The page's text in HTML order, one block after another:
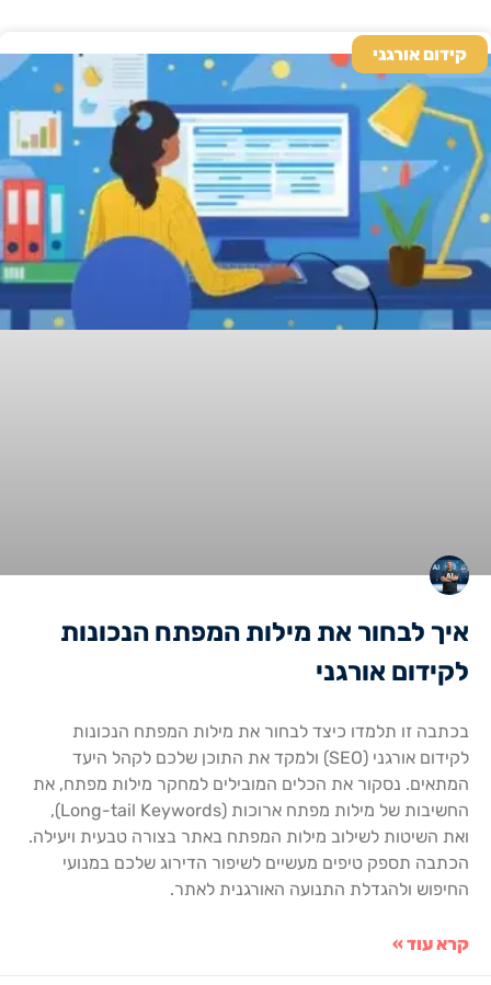
קידום אורגני
איך לבחור את מילות המפתח הנכונות
לקידום אורגני
בכתבה זו תלמדו כיצד לבחור את מילות המפתח הנכונות
לקידום אורגני (SEO) ולמקד את התוכן שלכם לקהל היעד
המתאים. נסקור את הכלים המובילים למחקר מילות מפתח, את
החשיבות של מילות מפתח ארוכות (Long-tail Keywords),
ואת השיטות לשילוב מילות המפתח באתר בצורה טבעית ויעילה.
הכתבה תספק טיפים מעשיים לשיפור הדירוג שלכם במנועי
החיפוש ולהגדלת התנועה האורגנית לאתר.
קרא עוד »